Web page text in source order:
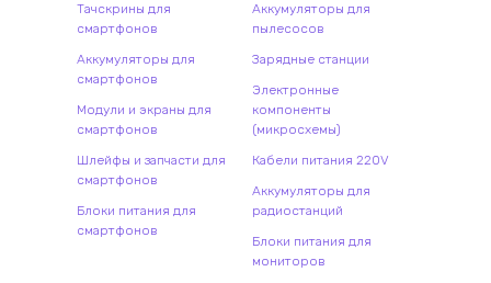
Тачскрины для
смартфонов
Аккумуляторы для
смартфонов
Модули и экраны для
смартфонов
Шлейфы и запчасти для
смартфонов
Блоки питания для
смартфонов
Аккумуляторы для
пылесосов
Зарядные станции
Электронные
компоненты
(микросхемы)
Кабели питания 220V
Аккумуляторы для
радиостанций
Блоки питания для
мониторов